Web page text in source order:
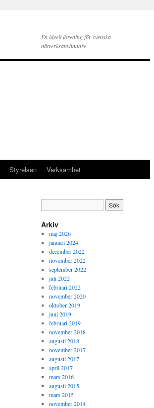
En ideell förening för svenska
nätverksanvändare.
Styrelsen Verksamhet
Arkiv
maj 2026
januari 2024
december 2022
november 2022
september 2022
juli 2022
februari 2022
november 2020
oktober 2019
juni 2019
februari 2019
november 2018
augusti 2018
november 2017
augusti 2017
april 2017
mars 2016
augusti 2015
mars 2015
november 2014